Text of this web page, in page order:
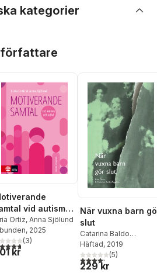
kategorier
författare
röster:
vid autism
adhd
Ortiz, Anna Sjölund
, 2025
utav 5 stjärnor. Totalt antal röster:
(3)
kr
När vuxna barn
slut
Catarina Baldo
Zagadou,Liria Ortiz
Häftad, 2019
4,2utav 5 stjärnor.
(5)
229 kr